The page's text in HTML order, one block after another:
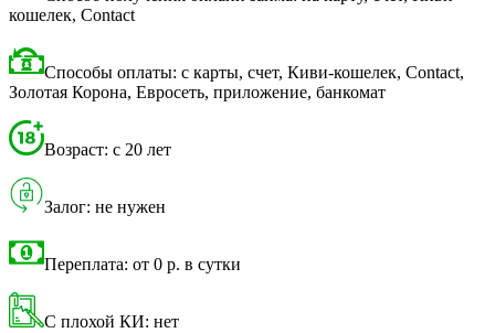
кошелек, Contact
Способы оплаты: с карты, счет, Киви-кошелек, Contact,
Золотая Корона, Евросеть, приложение, банкомат
Возраст: с 20 лет
Залог: не нужен
Переплата: от 0 р. в сутки
С плохой КИ: нет